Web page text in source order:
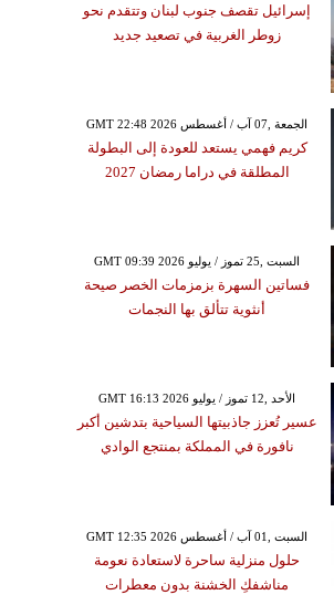
إسرائيل تقصف جنوب لبنان وتتقدم نحو
زوطر الغربية في تصعيد جديد
GMT 22:48 2026 الجمعة ,07 آب / أغسطس
كريم فهمي يستعد للعودة إلى البطولة
المطلقة في دراما رمضان 2027
GMT 09:39 2026 السبت ,25 تموز / يوليو
فساتين السهرة بزمزمات الخصر صيحة
أنثوية تتألق بها النجمات
GMT 16:13 2026 الأحد ,12 تموز / يوليو
عسير تُعزز جاذبيتها السياحية بتدشين أكبر
نافورة في المملكة بمنتجع الوادي
GMT 12:35 2026 السبت ,01 آب / أغسطس
حلول منزلية ساحرة لاستعادة نعومة
مناشفكِ الخشنة بدون معطرات